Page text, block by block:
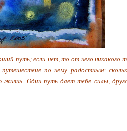
путь; если нет, то от него никакого
по нему радостным:
жизнь. Один путь дает тебе силы,